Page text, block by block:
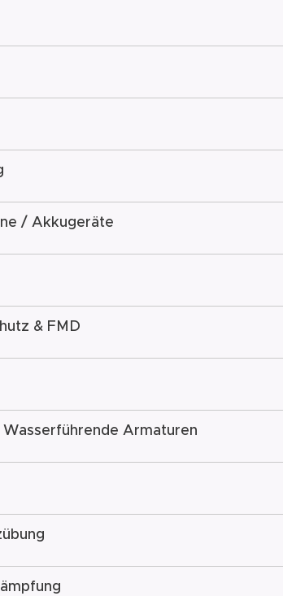
/ Akkugeräte
& FMD
Armaturen